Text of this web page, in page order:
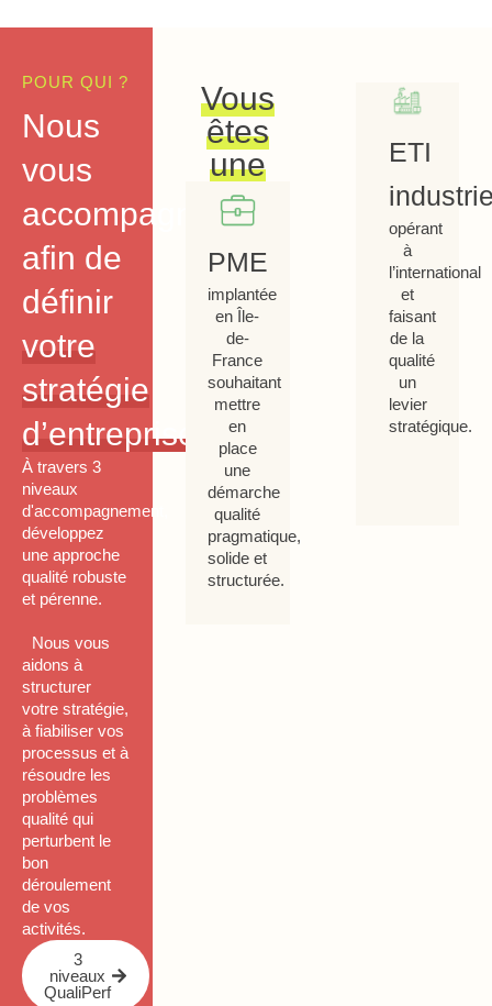
POUR QUI ?
Nous
vous
accompagnons
afin de
définir
votre
stratégie
d’entreprise
À travers 3
niveaux
d'accompagnement,
développez
une approche
qualité robuste
et pérenne.
Nous vous
aidons à
structurer
votre stratégie,
à fiabiliser vos
processus et à
résoudre les
problèmes
qualité qui
perturbent le
bon
déroulement
de vos
activités.
3
niveaux
QualiPerf
Vous
êtes
une
PME
implantée
en Île-
de-
France
souhaitant
mettre
en
place
une
démarche
qualité
pragmatique,
solide et
structurée.
ETI
opérant
à
l’international
et
faisant
de la
qualité
un
levier
stratégique.